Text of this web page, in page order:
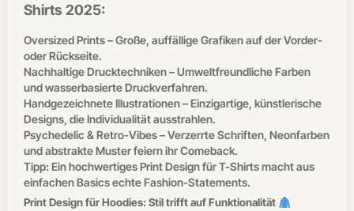
Shirts 2025:
Oversized Prints – Große, auffällige Grafiken auf der Vorder-
oder Rückseite.
Nachhaltige Drucktechniken – Umweltfreundliche Farben
und wasserbasierte Druckverfahren.
Handgezeichnete Illustrationen – Einzigartige, künstlerische
Designs, die Individualität ausstrahlen.
Psychedelic & Retro-Vibes – Verzerrte Schriften, Neonfarben
und abstrakte Muster feiern ihr Comeback.
Tipp: Ein hochwertiges Print Design für T-Shirts macht aus
einfachen Basics echte Fashion-Statements.
Print Design für Hoodies: Stil trifft auf Funktionalität